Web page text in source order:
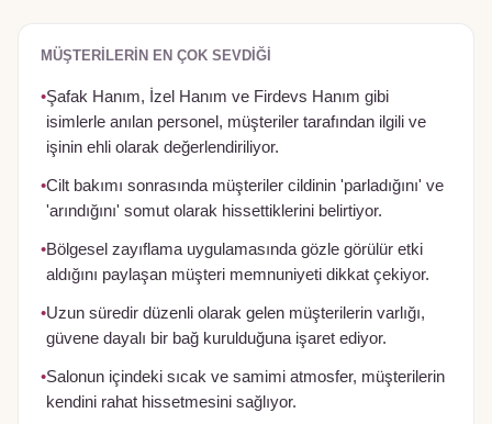
MÜŞTERILERIN EN ÇOK SEVDIĞI
•Şafak Hanım, İzel Hanım ve Firdevs Hanım gibi
isimlerle anılan personel, müşteriler tarafından ilgili ve
işinin ehli olarak değerlendiriliyor.
•Cilt bakımı sonrasında müşteriler cildinin 'parladığını' ve
'arındığını' somut olarak hissettiklerini belirtiyor.
•Bölgesel zayıflama uygulamasında gözle görülür etki
aldığını paylaşan müşteri memnuniyeti dikkat çekiyor.
•Uzun süredir düzenli olarak gelen müşterilerin varlığı,
güvene dayalı bir bağ kurulduğuna işaret ediyor.
•Salonun içindeki sıcak ve samimi atmosfer, müşterilerin
kendini rahat hissetmesini sağlıyor.